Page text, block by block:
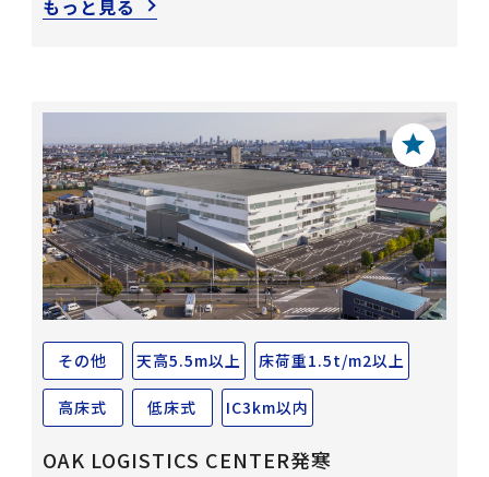
もっと見る
その他 天高5.5m以上 床荷重1.5t/m2以上
高床式 低床式 IC3km以内
OAK LOGISTICS CENTER発寒